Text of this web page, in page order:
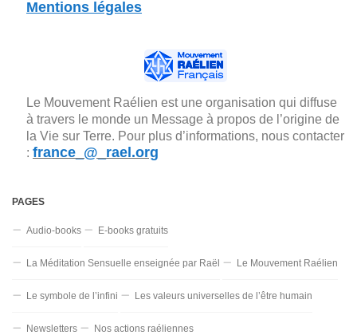
Mentions légales
Le Mouvement Raélien est une organisation qui diffuse
à travers le monde un Message à propos de l’origine de
la Vie sur Terre. Pour plus d’informations, nous contacter
: france_@_rael.org
PAGES
Audio-books E-books gratuits
La Méditation Sensuelle enseignée par Raël Le Mouvement Raélien
Le symbole de l’infini Les valeurs universelles de l’être humain
Newsletters Nos actions raéliennes